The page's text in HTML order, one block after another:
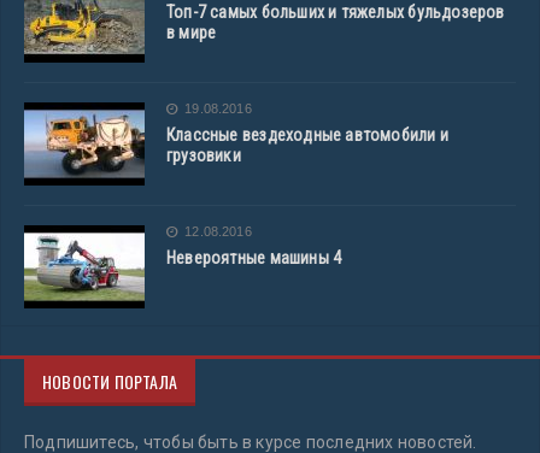
Топ-7 самых больших и тяжелых бульдозеров
в мире
19.08.2016
Классные вездеходные автомобили и
грузовики
12.08.2016
Невероятные машины 4
НОВОСТИ ПОРТАЛА
Подпишитесь, чтобы быть в курсе последних новостей.